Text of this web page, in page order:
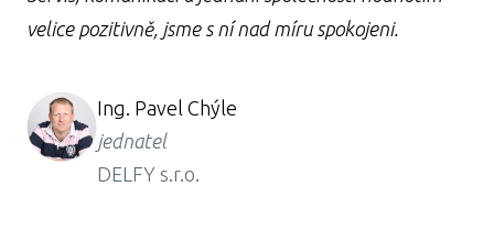
velice pozitivně, jsme s ní nad míru spokojeni.
Ing. Pavel Chýle
jednatel
DELFY s.r.o.